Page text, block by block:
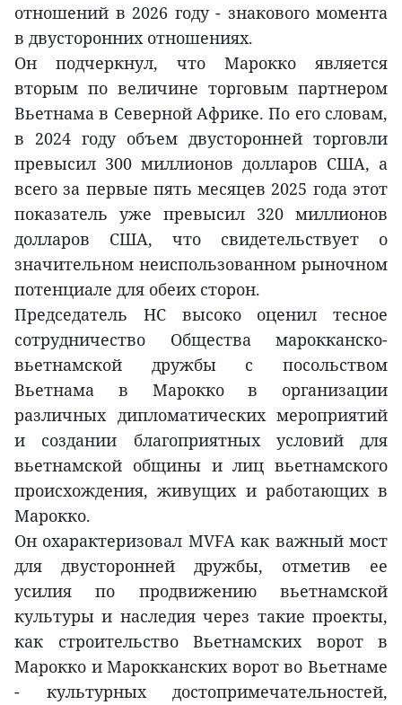
отношений в 2026 году - знакового момента
в двусторонних отношениях.
Он подчеркнул, что Марокко является
вторым по величине торговым партнером
Вьетнама в Северной Африке. По его словам,
в 2024 году объем двусторонней торговли
превысил 300 миллионов долларов США, а
всего за первые пять месяцев 2025 года этот
показатель уже превысил 320 миллионов
долларов США, что свидетельствует о
значительном неиспользованном рыночном
потенциале для обеих сторон.
Председатель НС высоко оценил тесное
сотрудничество Общества марокканско-
вьетнамской дружбы с посольством
Вьетнама в Марокко в организации
различных дипломатических мероприятий
и создании благоприятных условий для
вьетнамской общины и лиц вьетнамского
происхождения, живущих и работающих в
Марокко.
Он охарактеризовал MVFA как важный мост
для двусторонней дружбы, отметив ее
усилия по продвижению вьетнамской
культуры и наследия через такие проекты,
как строительство Вьетнамских ворот в
Марокко и Марокканских ворот во Вьетнаме
- культурных достопримечательностей,